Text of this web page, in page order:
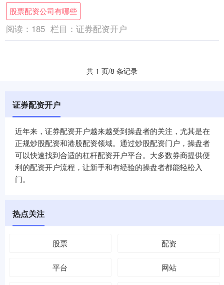
台提供....
股票配资公司有哪些
阅读： 185 栏目： 证券配资开户
共 1 页/8 条记录
证券配资开户
近年来，证券配资开户越来越受到操盘者的关注，尤其是在
正规炒股配资和港股配资领域。通过炒股配资门户，操盘者
可以快速找到合适的杠杆配资开户平台。大多数券商提供便
利的配资开户流程，让新手和有经验的操盘者都能轻松入
门。
热点关注
股票 配资
平台 网站